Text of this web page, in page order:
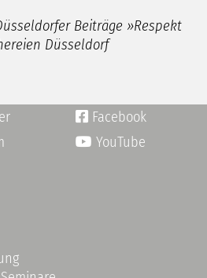
Beiträge »Respekt
Düsseldorf
 Facebook
YouTube